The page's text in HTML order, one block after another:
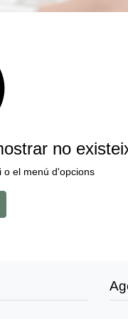
no
o el menú d'opcions